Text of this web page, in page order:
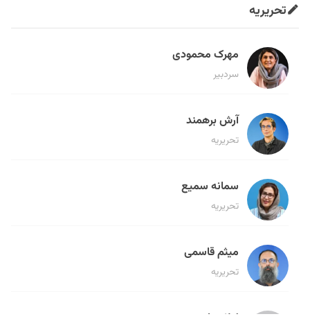
تحریریه
مهرک محمودی
سردبیر
آرش برهمند
تحریریه
سمانه سمیع
تحریریه
میثم قاسمی
تحریریه